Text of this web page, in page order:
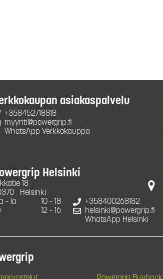
asiakaspalvelu
+358452718818
myynti@powergrip.fi
WhatsApp Verkkokauppa
Helsinki
18
Helsinki
- la
10 - 18
12 - 16
+358400268182
helsinki@powergrip.fi
WhatsApp Helsinki